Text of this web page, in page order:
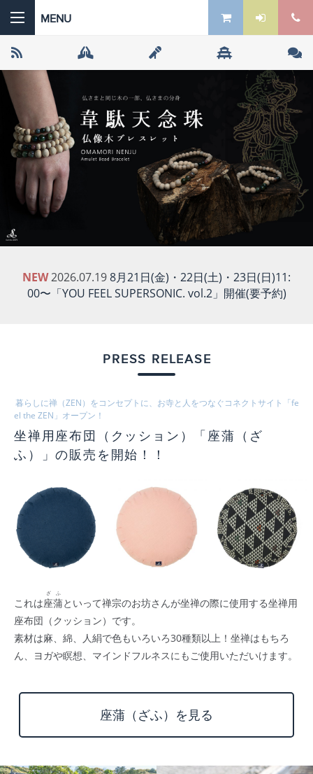
ZEN
NEW2026.07.198月21日(金)・22日(土)・23日(日)11:
00〜「YOU FEEL SUPERSONIC. vol.2」開催(要予約)
PRESS RELEASE
暮らしに禅（ZEN）をコンセプトに、お寺と人をつなぐコネクトサイト「fe
el the ZEN」オープン！
坐禅用座布団（クッション）「座蒲（ざ
ふ）」の販売を開始！！
これは座蒲
ざふ
といって禅宗のお坊さんが坐禅の際に使用する坐禅用
座布団（クッション）です。
素材は麻、綿、人絹で色もいろいろ30種類以上！坐禅はもちろ
ん、ヨガや瞑想、マインドフルネスにもご使用いただいけます。
座蒲（ざふ）を見る